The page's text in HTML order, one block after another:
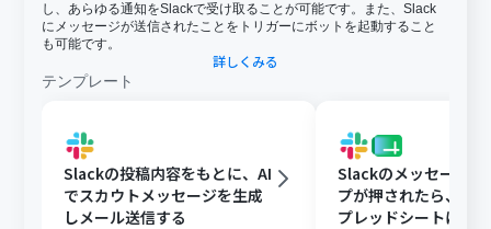
し、あらゆる通知をSlackで受け取ることが可能です。また、Slack
にメッセージが送信されたことをトリガーにボットを起動すること
も可能です。
詳しくみる
テンプレート
Slackの投稿内容をもとに、AI
でスカウトメッセージを生成
しメール送信する
Slackのメッセージに
プが押されたら、
プレッドシートにメ